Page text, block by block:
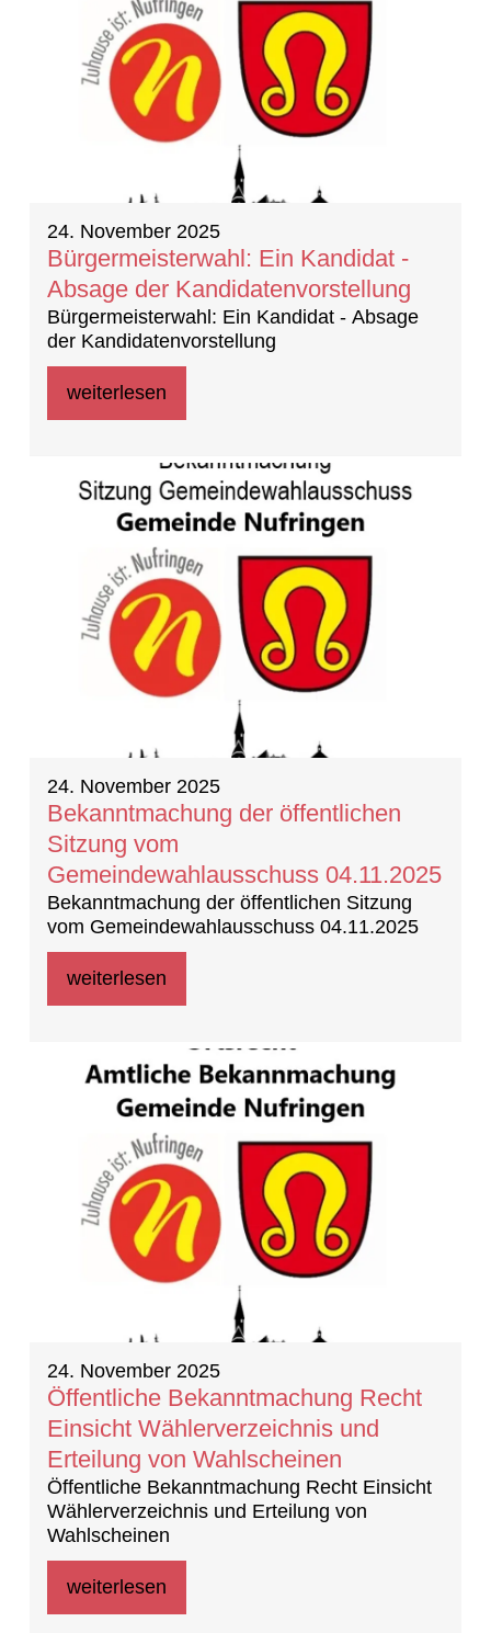
24. November 2025
Bürgermeisterwahl: Ein Kandidat -
Absage der Kandidatenvorstellung
Bürgermeisterwahl: Ein Kandidat - Absage
der Kandidatenvorstellung
weiterlesen
24. November 2025
Bekanntmachung der öffentlichen
Sitzung vom
Gemeindewahlausschuss 04.11.2025
Bekanntmachung der öffentlichen Sitzung
vom Gemeindewahlausschuss 04.11.2025
weiterlesen
24. November 2025
Öffentliche Bekanntmachung Recht
Einsicht Wählerverzeichnis und
Erteilung von Wahlscheinen
Öffentliche Bekanntmachung Recht Einsicht
Wählerverzeichnis und Erteilung von
Wahlscheinen
weiterlesen